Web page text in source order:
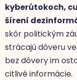
kyberútokoch,
šírení
skôr politickým
strácajú dôveru
bez dôvery im
citlivé informácie.